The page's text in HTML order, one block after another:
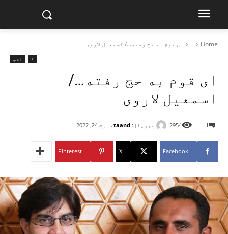
Home
+ ای قوم به حج رفته.../ اسمعيل لاروی
+ ادب
ای قوم به حج رفته…/
اسمعيل لاروی
خبریال: taandمارچ 24, 2022 1
2954
Facebook
X
Pinterest